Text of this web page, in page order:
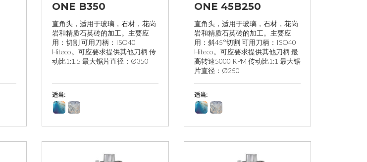
ONE B350
直角头，适用于玻璃，石材，花岗
岩和精质石英砖的加工。主要应
用：切割 可用刀柄：ISO40
Hiteco。可应要求提供其他刀柄 传
动比1:1.5 最大锯片直径：Ø350
适当:
ONE 45B250
直角头，适用于玻璃，石材，花岗
岩和精质石英砖的加工。主要应
用：斜45°切割 可用刀柄：ISO40
Hiteco。可应要求提供其他刀柄 最
高转速5000 RPM 传动比1:1 最大锯
片直径：Ø250
适当: